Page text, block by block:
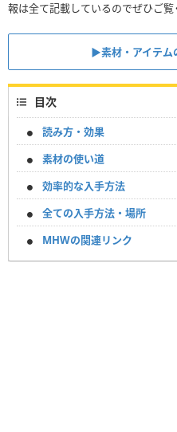
報は全て記載しているのでぜひご覧
▶素材・アイテム
目次
読み方・効果
素材の使い道
効率的な入手方法
全ての入手方法・場所
MHWの関連リンク